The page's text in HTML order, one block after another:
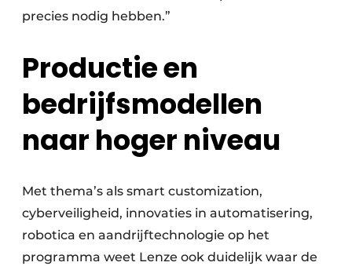
precies nodig hebben.”
Productie en
bedrijfsmodellen
naar hoger niveau
Met thema’s als smart customization,
cyberveilig­heid, innovaties in automatisering,
robotica en aandrijftechnologie op het
programma weet Lenze ook duidelijk waar de